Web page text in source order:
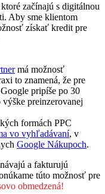
začínajú s digitálnou
Aby sme klientom
získať kredit pre
má možnosť
to znamená, že pre
pripíše po 30
preinzerovanej
formách PPC
vo vyhľadávaní, v
Google Nákupoch.
a fakturujú
túto možnosť pre
obmedzená!